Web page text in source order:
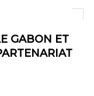
GABON ET